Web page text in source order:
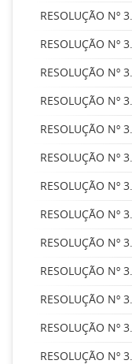
RESOLUÇÃO Nº
RESOLUÇÃO Nº
RESOLUÇÃO Nº
RESOLUÇÃO Nº
RESOLUÇÃO Nº
RESOLUÇÃO Nº
RESOLUÇÃO Nº
RESOLUÇÃO Nº
RESOLUÇÃO Nº
RESOLUÇÃO Nº
RESOLUÇÃO Nº
RESOLUÇÃO Nº
RESOLUÇÃO Nº